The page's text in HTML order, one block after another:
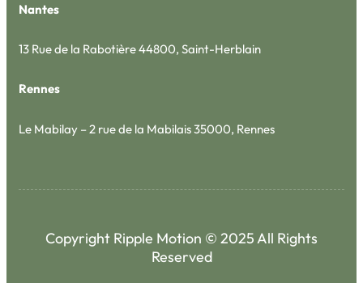
Nantes
13 Rue de la Rabotière 44800, Saint-Herblain
Rennes
Le Mabilay – 2 rue de la Mabilais 35000, Rennes
Copyright Ripple Motion © 2025 All Rights
Reserved